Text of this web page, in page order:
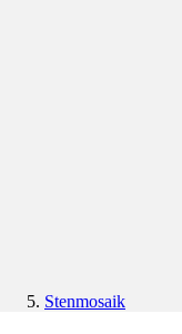
Stenmosaik